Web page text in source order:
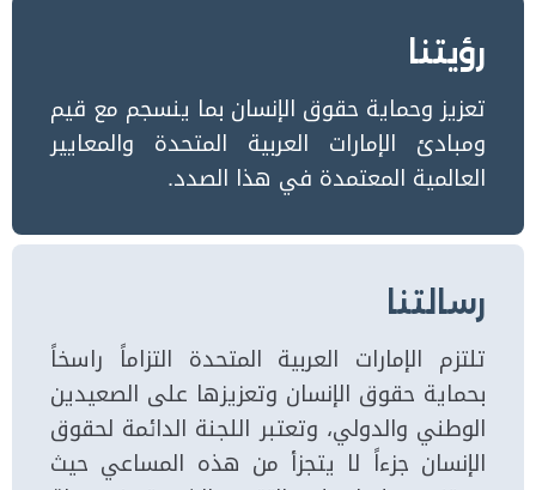
رؤيتنا
تعزيز وحماية حقوق الإنسان بما ينسجم مع قيم
ومبادئ الإمارات العربية المتحدة والمعايير
العالمية المعتمدة في هذا الصدد.
رسالتنا
تلتزم الإمارات العربية المتحدة التزاماً راسخاً
بحماية حقوق الإنسان وتعزيزها على الصعيدين
الوطني والدولي، وتعتبر اللجنة الدائمة لحقوق
الإنسان جزءاً لا يتجزأ من هذه المساعي حيث